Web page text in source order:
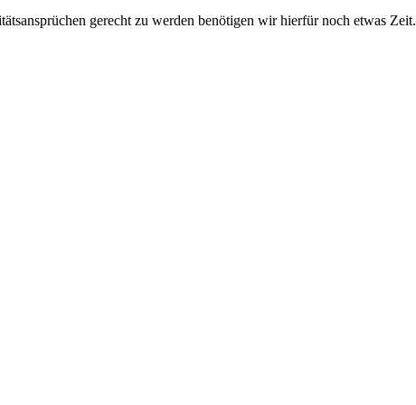
gerecht zu werden benötigen wir hierfür noch etwas Zeit.